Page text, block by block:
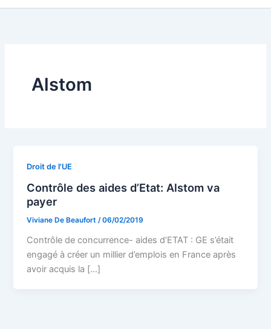
Alstom
Droit de l'UE
Contrôle des aides d’Etat: Alstom va
payer
Viviane De Beaufort /06/02/2019
Contrôle de concurrence- aides d’ETAT : GE s’était
engagé à créer un millier d’emplois en France après
avoir acquis la […]